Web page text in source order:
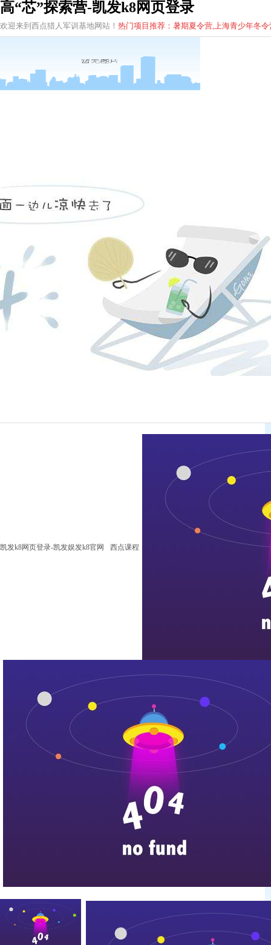
高“芯”探索营-凯发k8网页登录
欢迎来到西点猎人军训基地网站！ 热门项目推荐：暑期夏令营,上海青少年冬令
凯发k8网页登录-凯发娱发k8官网 西点课程